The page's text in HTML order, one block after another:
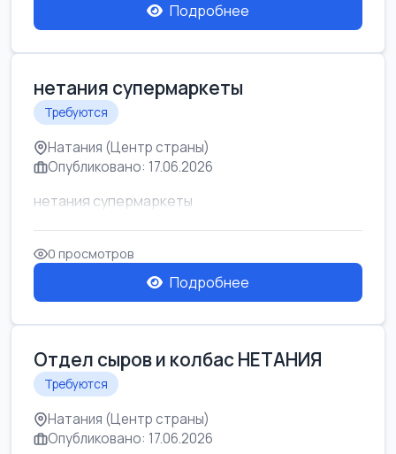
Подробнее
нетания супермаркеты
Требуются
Натания (Центр страны)
Опубликовано: 17.06.2026
нетания супермаркеты
0 просмотров
Подробнее
Отдел сыров и колбас НЕТАНИЯ
Требуются
Натания (Центр страны)
Опубликовано: 17.06.2026